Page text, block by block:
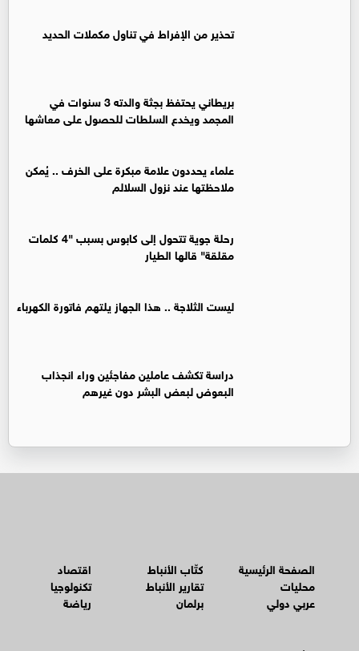
تحذير من الإفراط في تناول مكملات الحديد
بريطاني يحتفظ بجثة والدته 3 سنوات في
المجمد ويخدع السلطات للحصول على معاشها
علماء يحددون علامة مبكرة على الخرف .. يُمكن
ملاحظتها عند نزول السلالم
رحلة جوية تتحول إلى كابوس بسبب "4 كلمات
مقلقة" قالها الطيار
ليست الثلاجة .. هذا الجهاز يلتهم فاتورة الكهرباء
دراسة تكشف عاملين مفاجئين وراء انجذاب
البعوض لبعض البشر دون غيرهم
الصفحة الرئيسية
محليات
عربي دولي
كتّاب الأنباط
تقارير الأنباط
برلمان
اقتصاد
تكنولوجيا
رياضة